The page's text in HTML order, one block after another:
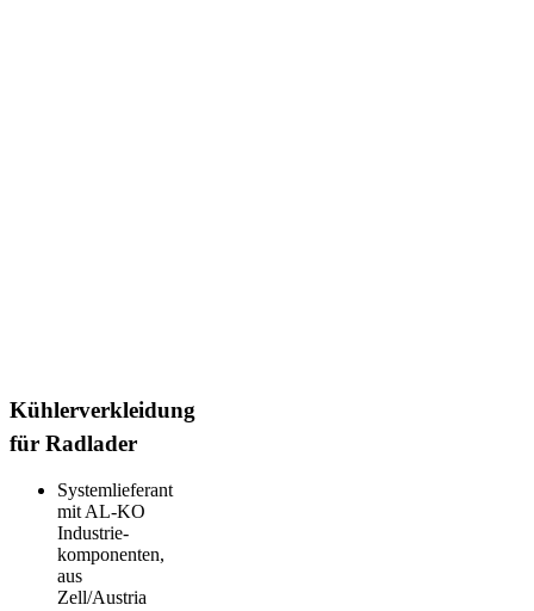
Kühlerverkleidung
für Radlader
Systemlieferant
mit AL-KO
Industrie­
komponenten,
aus
Zell/Austria